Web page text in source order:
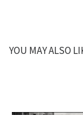
YOU MAY ALSO